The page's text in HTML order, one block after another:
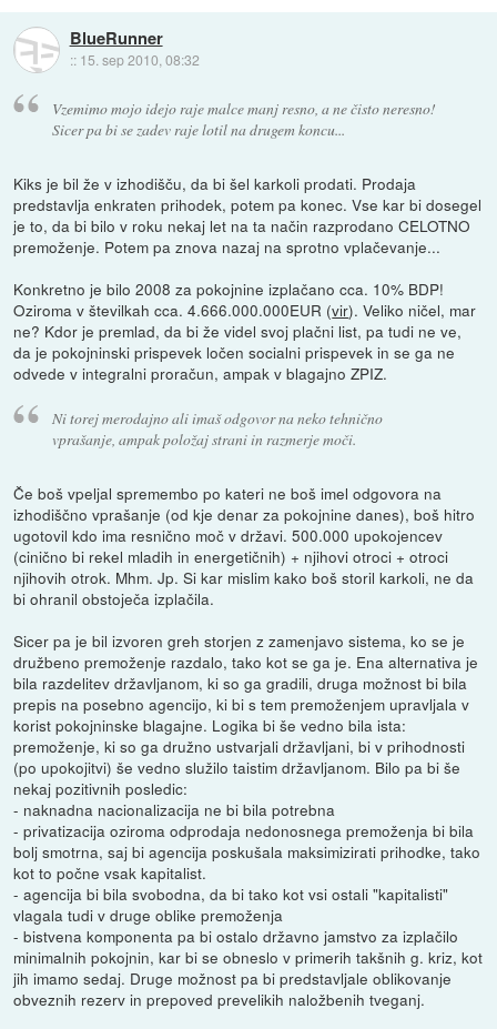
BlueRunner
:: 15. sep 2010, 08:32
Vzemimo mojo idejo raje malce manj resno, a ne čisto neresno!
Sicer pa bi se zadev raje lotil na drugem koncu...
Kiks je bil že v izhodišču, da bi šel karkoli prodati. Prodaja
predstavlja enkraten prihodek, potem pa konec. Vse kar bi dosegel
je to, da bi bilo v roku nekaj let na ta način razprodano CELOTNO
premoženje. Potem pa znova nazaj na sprotno vplačevanje...
Konkretno je bilo 2008 za pokojnine izplačano cca. 10% BDP!
Oziroma v številkah cca. 4.666.000.000EUR (vir). Veliko ničel, mar
ne? Kdor je premlad, da bi že videl svoj plačni list, pa tudi ne ve,
da je pokojninski prispevek ločen socialni prispevek in se ga ne
odvede v integralni proračun, ampak v blagajno ZPIZ.
Ni torej merodajno ali imaš odgovor na neko tehnično
vprašanje, ampak položaj strani in razmerje moči.
Če boš vpeljal spremembo po kateri ne boš imel odgovora na
izhodiščno vprašanje (od kje denar za pokojnine danes), boš hitro
ugotovil kdo ima resnično moč v državi. 500.000 upokojencev
(cinično bi rekel mladih in energetičnih) + njihovi otroci + otroci
njihovih otrok. Mhm. Jp. Si kar mislim kako boš storil karkoli, ne da
bi ohranil obstoječa izplačila.
Sicer pa je bil izvoren greh storjen z zamenjavo sistema, ko se je
družbeno premoženje razdalo, tako kot se ga je. Ena alternativa je
bila razdelitev državljanom, ki so ga gradili, druga možnost bi bila
prepis na posebno agencijo, ki bi s tem premoženjem upravljala v
korist pokojninske blagajne. Logika bi še vedno bila ista:
premoženje, ki so ga družno ustvarjali državljani, bi v prihodnosti
(po upokojitvi) še vedno služilo taistim državljanom. Bilo pa bi še
nekaj pozitivnih posledic:
- naknadna nacionalizacija ne bi bila potrebna
- privatizacija oziroma odprodaja nedonosnega premoženja bi bila
bolj smotrna, saj bi agencija poskušala maksimizirati prihodke, tako
kot to počne vsak kapitalist.
- agencija bi bila svobodna, da bi tako kot vsi ostali "kapitalisti"
vlagala tudi v druge oblike premoženja
- bistvena komponenta pa bi ostalo državno jamstvo za izplačilo
minimalnih pokojnin, kar bi se obneslo v primerih takšnih g. kriz, kot
jih imamo sedaj. Druge možnost pa bi predstavljale oblikovanje
obveznih rezerv in prepoved prevelikih naložbenih tveganj.